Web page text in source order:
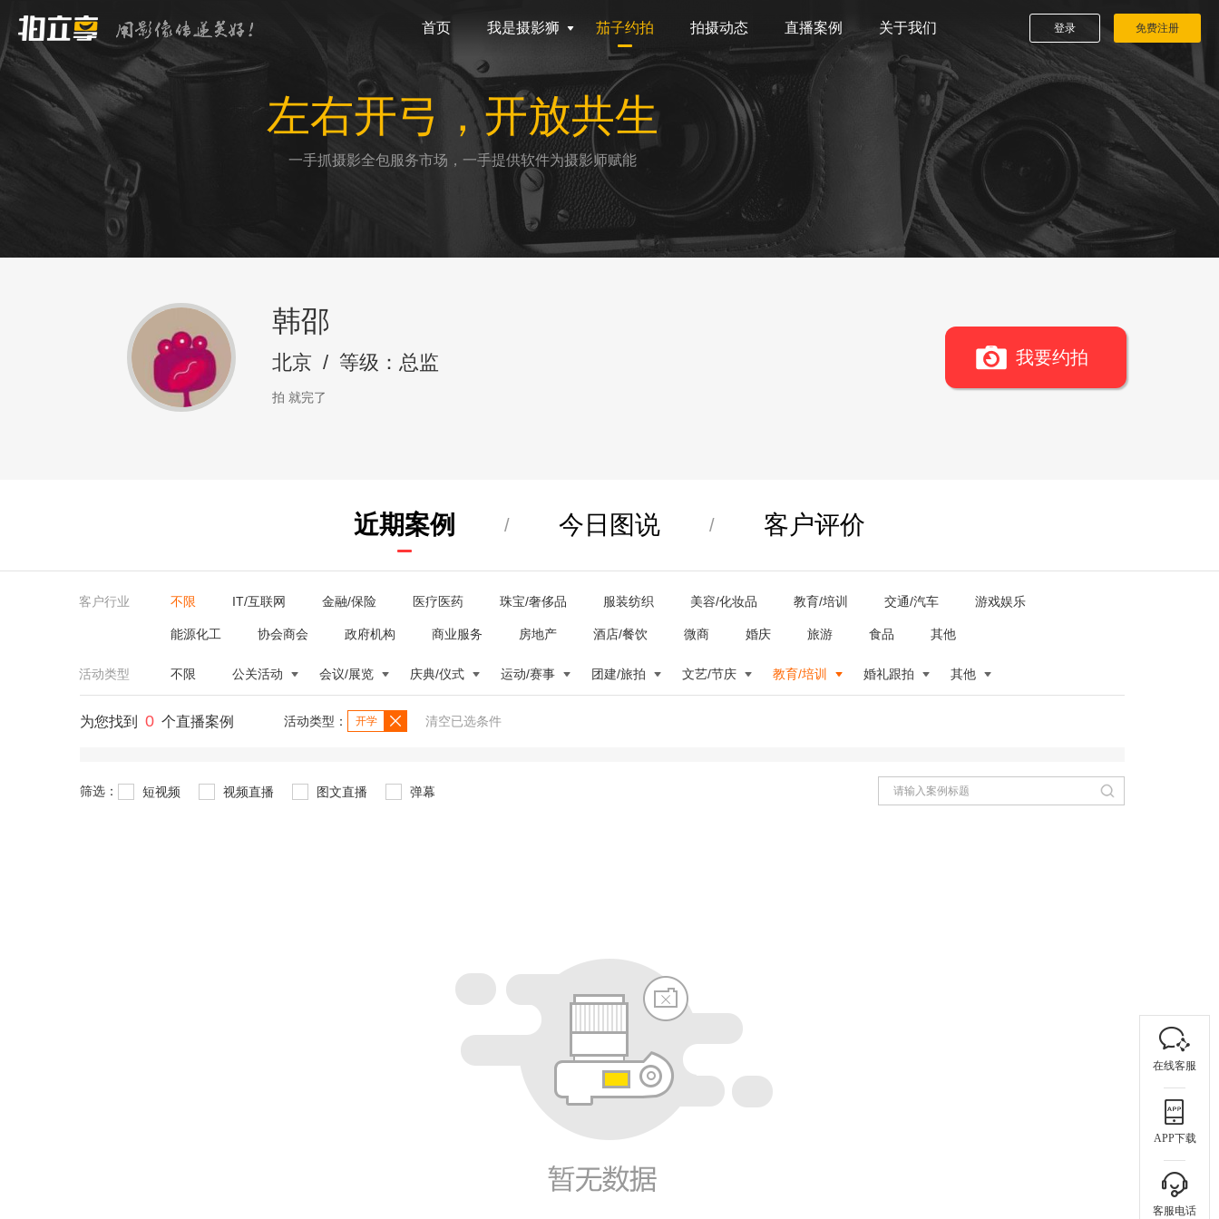
首页 我是摄影狮 茄子约拍 拍摄动态 直播案例 关于我们 登录 免费注册
左右开弓，开放共生
一手抓摄影全包服务市场，一手提供软件为摄影师赋能
韩邵
北京 / 等级：总监
拍 就完了
我要约拍
近期案例 / 今日图说 / 客户评价
客户行业 不限 IT/互联网 金融/保险 医疗医药 珠宝/奢侈品 服装纺织 美容/化妆品 教育/培训 交通/汽车 游戏娱乐
能源化工 协会商会 政府机构 商业服务 房地产 酒店/餐饮 微商 婚庆 旅游 食品 其他
活动类型 不限 公关活动 会议/展览 庆典/仪式 运动/赛事 团建/旅拍 文艺/节庆 教育/培训 婚礼跟拍 其他
为您找到 0 个直播案例 活动类型： 开学 清空已选条件
筛选： 短视频 视频直播 图文直播 弹幕
在线客服
APP下载
客服电话